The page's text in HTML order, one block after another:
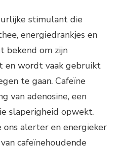
stimulant die
energiedrankjes en
bekend om zijn
en wordt vaak gebruikt
te gaan. Cafeïne
van adenosine, een
slaperigheid opwekt.
alerter en energieker
cafeïnehoudende